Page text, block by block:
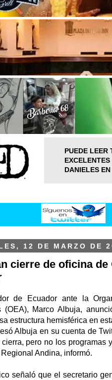
PUEDE LEER
DANIELES
12 DE MARZO DE
cierre de oficina de
de Ecuador ante la
(OEA), Marco Albuja,
estructura hemisférica en
Albuja en su cuenta de
cierra, pero no los programas
Andina, informó.
señaló que el secretario